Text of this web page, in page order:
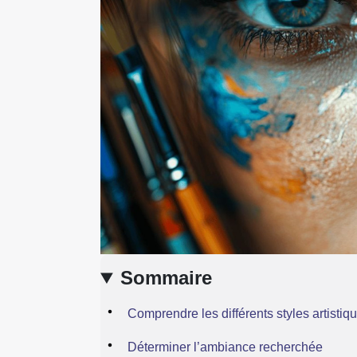
Sommaire
Comprendre les différents styles
Déterminer l’ambiance recherchée